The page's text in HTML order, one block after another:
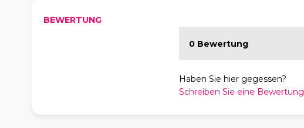
BEWERTUNG
0 Bewertung
Haben Sie hier gegessen?
Schreiben Sie eine Bewertung